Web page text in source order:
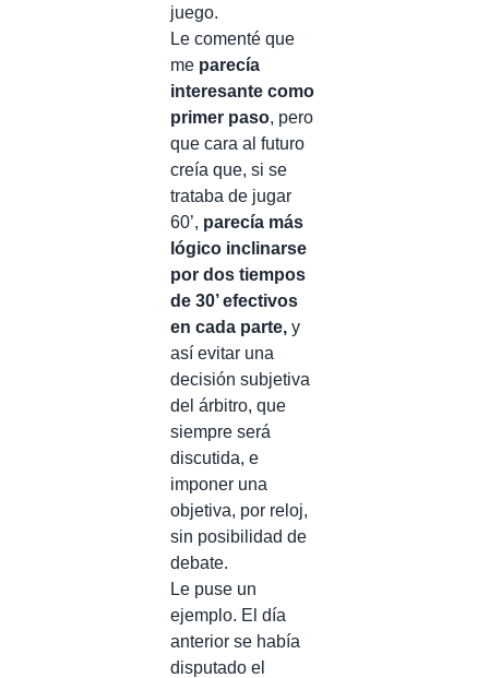
juego.
Le comenté que
me parecía
interesante como
primer paso, pero
que cara al futuro
creía que, si se
trataba de jugar
60’, parecía más
lógico inclinarse
por dos tiempos
de 30’ efectivos
en cada parte, y
así evitar una
decisión subjetiva
del árbitro, que
siempre será
discutida, e
imponer una
objetiva, por reloj,
sin posibilidad de
debate.
Le puse un
ejemplo. El día
anterior se había
disputado el